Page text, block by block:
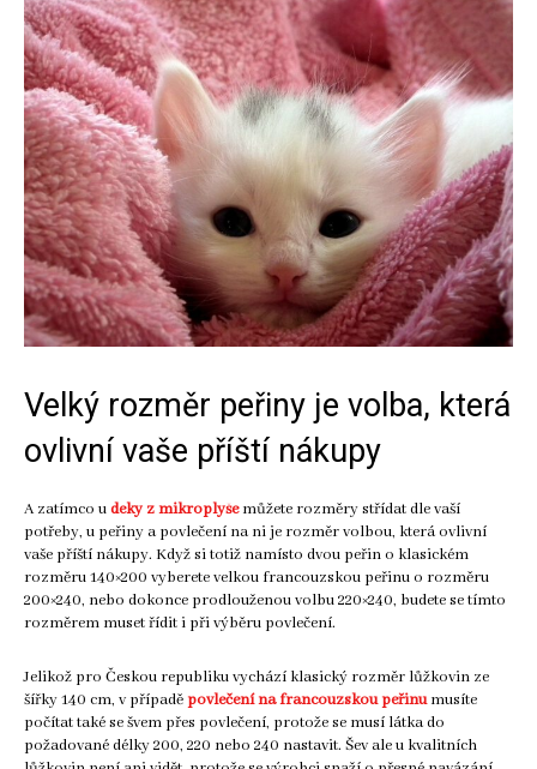
Velký rozměr peřiny je volba, která
ovlivní vaše příští nákupy
A zatímco udeky z mikroplyšemůžete rozměry střídat dle vaší
potřeby, u peřiny a povlečení na ni je rozměr volbou, která ovlivní
vaše příští nákupy. Když si totiž namísto dvou peřin o klasickém
rozměru 140×200 vyberete velkou francouzskou peřinu o rozměru
200×240, nebo dokonce prodlouženou volbu 220×240, budete se tímto
rozměrem muset řídit i při výběru povlečení.
Jelikož pro Českou republiku vychází klasický rozměr lůžkovin ze
šířky 140 cm, v případěpovlečení na francouzskou peřinumusíte
počítat také se švem přes povlečení, protože se musí látka do
požadované délky 200, 220 nebo 240 nastavit. Šev ale u kvalitních